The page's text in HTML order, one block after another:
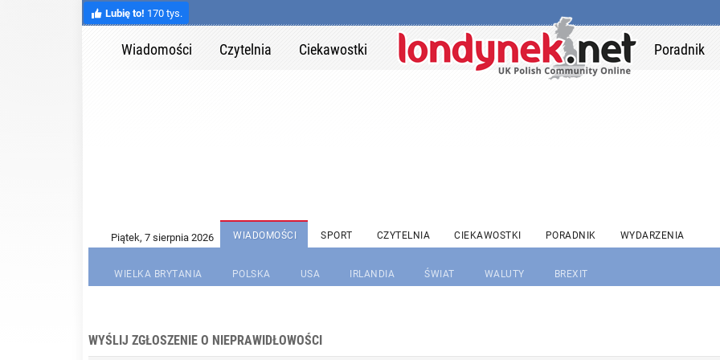
Lubię to! 170 tys.
Wiadomości Czytelnia Ciekawostki Poradnik
WIADOMOŚCI SPORT CZYTELNIA CIEKAWOSTKI PORADNIK WYDARZENIA
WIELKA BRYTANIA POLSKA USA IRLANDIA ŚWIAT WALUTY BREXIT
WYŚLIJ ZGŁOSZENIE O NIEPRAWIDŁOWOŚCI